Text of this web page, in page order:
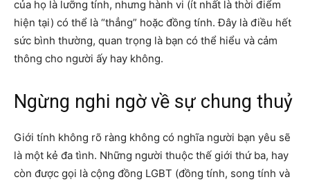
của họ là lưỡng tính, nhưng hành vi (ít nhất là thời điểm
hiện tại) có thể là “thẳng” hoặc đồng tính. Đây là điều hết
sức bình thường, quan trọng là bạn có thể hiểu và cảm
thông cho người ấy hay không.
Ngừng nghi ngờ về sự chung thuỷ
Giới tính không rõ ràng không có nghĩa người bạn yêu sẽ
là một kẻ đa tình. Những người thuộc thế giới thứ ba, hay
còn được gọi là cộng đồng LGBT (đồng tính, song tính và